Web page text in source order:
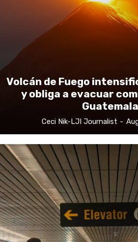
Volcán de Fuego
y obliga a evacuar
Guatemala
Ceci Nik-LJI Journalist -